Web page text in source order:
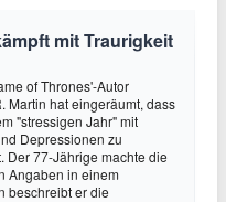
mit Traurigkeit
of Thrones'-Autor
Martin hat eingeräumt, dass
"stressigen Jahr" mit
Depressionen zu
Der 77-Jährige machte die
Angaben in einem
beschreibt er die